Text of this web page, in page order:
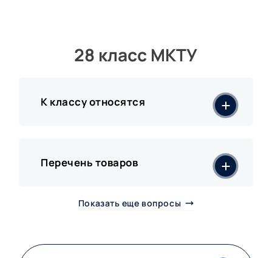
28 класс МКТУ
К классу относятся
Перечень товаров
Показать еще вопросы